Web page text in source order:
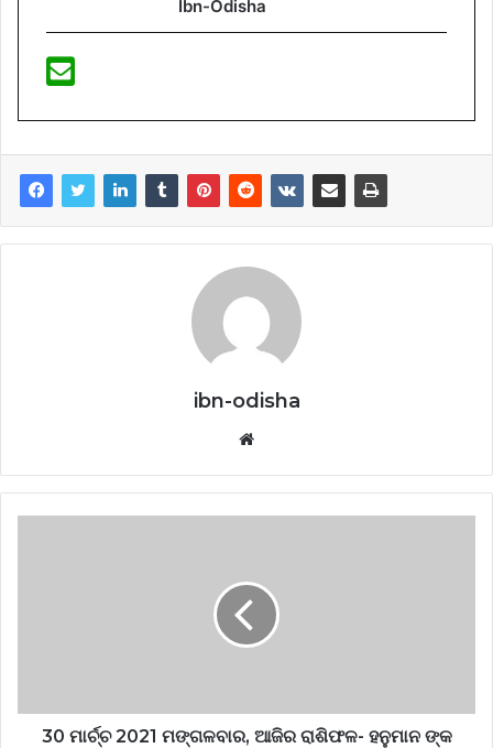
Ibn-Odisha
ibn-odisha
Website
30 ମାର୍ଚ୍ଚ 2021 ମଙ୍ଗଳବାର, ଆଜିର ରାଶିଫଳ- ହନୁମାନ ଙ୍କ